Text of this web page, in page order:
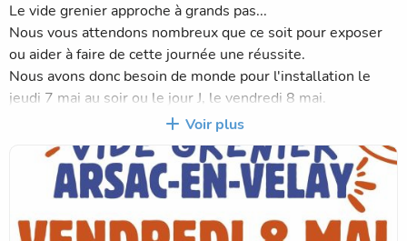
Le vide grenier approche à grands pas...
Nous vous attendons nombreux que ce soit pour exposer
ou aider à faire de cette journée une réussite.
Nous avons donc besoin de monde pour l'installation le
jeudi 7 mai au soir ou le jour J, le vendredi 8 mai.
Pour cela, n'hésitez pas à remplir le google forms envoyé
sur le groupe WhatsApp APE Ecole Yves COPPENS :
forms.gle/sGrGpAgZaBzkVrLa6
Nous comptons sur vous !
Merci également de partager l'information en diffusant
l'affiche le plus possible !
Voir plus